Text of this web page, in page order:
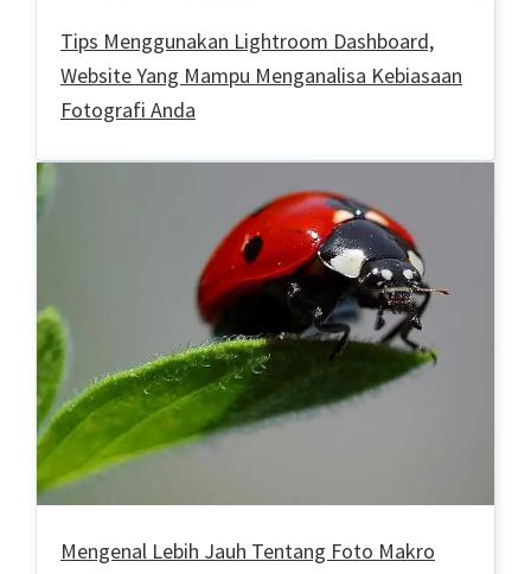
Tips Menggunakan Lightroom Dashboard,
Website Yang Mampu Menganalisa Kebiasaan
Fotografi Anda
Mengenal Lebih Jauh Tentang Foto Makro